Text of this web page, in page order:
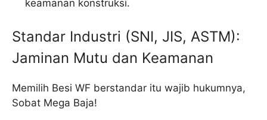
keamanan konstruksi.
Standar Industri (SNI, JIS, ASTM):
Jaminan Mutu dan Keamanan
Memilih Besi WF berstandar itu wajib hukumnya,
Sobat Mega Baja!